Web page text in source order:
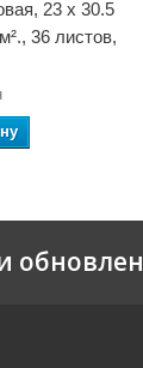
23 x 30.5
36 листов,